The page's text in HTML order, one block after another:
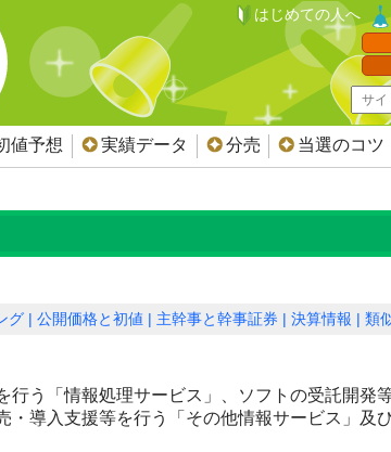
はじめての人へ
値予想 実績データ 分売 当選のコツ
グ 公開価格と初値 主幹事と幹事証券 決算情報 類
行う「情報処理サービス」、ソフトの受託開発
・導入支援等を行う「その他情報サービス」及